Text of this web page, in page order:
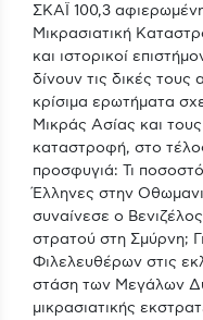
ΣΚΑΪ 100,3
Μικρασιατική
και ιστορικοί
δίνουν τις δικές τους
κρίσιμα ερωτήματα
Μικράς Ασίας και
καταστροφή, στο
προσφυγιά: Τι
Έλληνες στην
συναίνεσε ο
στρατού στη Σμύρνη;
Φιλελευθέρων στις
στάση των Μεγάλων
μικρασιατικής